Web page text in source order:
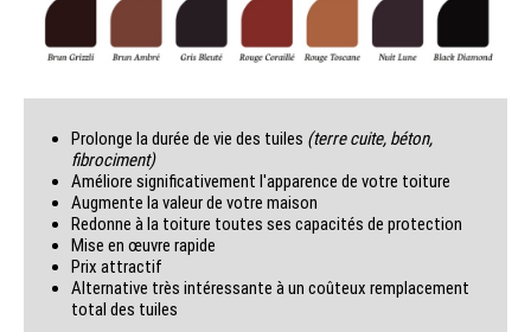
Prolonge la durée de vie des tuiles (terre cuite, béton,
fibrociment)
Améliore significativement l'apparence de votre toiture
Augmente la valeur de votre maison
Redonne à la toiture toutes ses capacités de protection
Mise en œuvre rapide
Prix attractif
Alternative très intéressante à un coûteux remplacement
total des tuiles